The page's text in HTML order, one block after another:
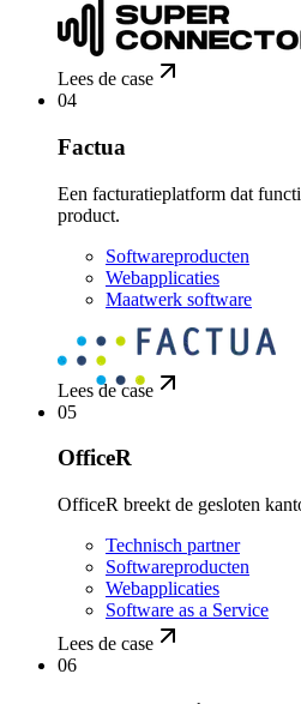
Lees de case
04
Factua
Een facturatieplatform dat
product.
Softwareproducten
Webapplicaties
Maatwerk software
Lees de case
05
OfficeR
OfficeR breekt de gesloten
Technisch partner
Softwareproducten
Webapplicaties
Software as a Service
Lees de case
06